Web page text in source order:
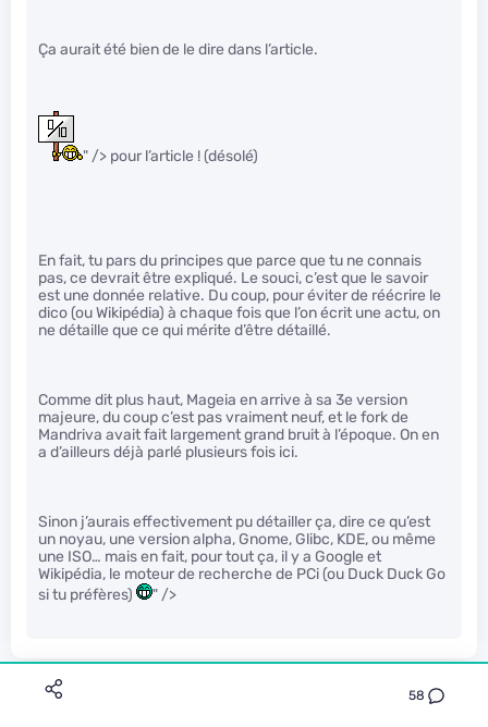
58
Ça aurait été bien de le dire dans l’article.
" /> pour l’article ! (désolé)
En fait, tu pars du principes que parce que tu ne connais
pas, ce devrait être expliqué. Le souci, c’est que le savoir
est une donnée relative. Du coup, pour éviter de réécrire le
dico (ou Wikipédia) à chaque fois que l’on écrit une actu, on
ne détaille que ce qui mérite d’être détaillé.
Comme dit plus haut, Mageia en arrive à sa 3e version
majeure, du coup c’est pas vraiment neuf, et le fork de
Mandriva avait fait largement grand bruit à l’époque. On en
a d’ailleurs déjà parlé plusieurs fois ici.
Sinon j’aurais effectivement pu détailler ça, dire ce qu’est
un noyau, une version alpha, Gnome, Glibc, KDE, ou même
une ISO… mais en fait, pour tout ça, il y a Google et
Wikipédia, le moteur de recherche de PCi (ou Duck Duck Go
si tu préfères)
" />